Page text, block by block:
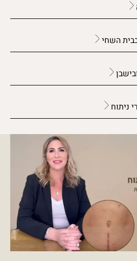
השחי
ניתוח